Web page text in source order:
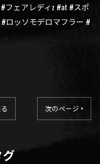
フェアレディz #at #スポ
ロッソモデロマフラー #
次のページ >